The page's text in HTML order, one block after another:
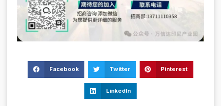
Facebook Twitter Pinterest
LinkedIn